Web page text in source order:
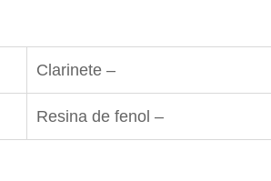
Clarinete –
Resina de fenol –